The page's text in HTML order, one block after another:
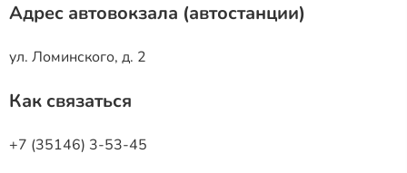
Адрес автовокзала (автостанции)
ул. Ломинского, д. 2
Как связаться
+7 (35146) 3-53-45